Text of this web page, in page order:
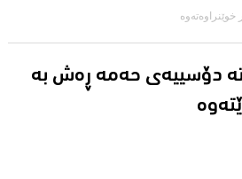
دۆسییەی حەمە ڕەش بە